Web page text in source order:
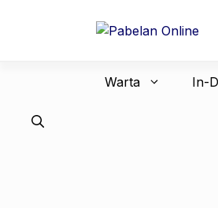
Warta In-